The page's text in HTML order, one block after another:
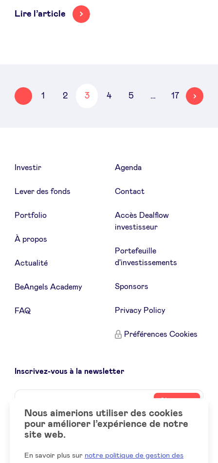
Lire l’article
1
2 3 4 5 … 17
SUIVANT
Investir
Lever des fonds
Portfolio
À propos
Actualité
BeAngels Academy
FAQ
Agenda
Contact
Accès Dealflow
investisseur
Portefeuille
d'investissements
Sponsors
Privacy Policy
Préférences Cookies
Inscrivez-vous à la newsletter
Name
Votre
email
Social
LinkedIn
Nous aimerions utiliser des cookies
pour améliorer l’expérience de notre
site web.
En savoir plus sur notre politique de gestion des